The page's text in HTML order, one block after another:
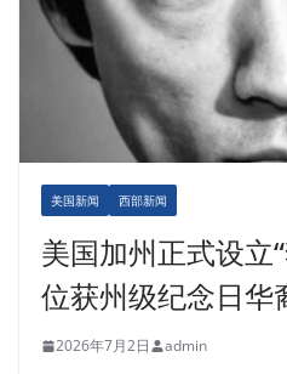
美国新闻 西部新闻
美国加州正式设立
位获州级纪念日华
2026年7月2日 admin